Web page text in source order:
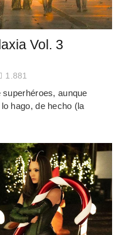
Vol. 3
1.881
aunque
hago, de hecho (la